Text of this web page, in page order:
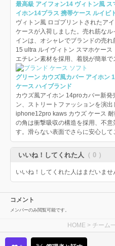
最高級 アイフォン14 ヴィトン風
イホン14プラス 携帯ケース ルイビ
ヴィトン風 ロゴプリントされたア
ケースが入荷しました。売れ筋な
インは、オシャレでブランドの売
15 ultra ルイヴィトン スマホケー
エチレン素材を採用、着脱が簡単で
グリーン カウズ風カバー アイホン
ケース ハイブランド
カウズ風アイホン 14proカバー新
ン、ストリートファッションを演出
iphone12pro kaws カウズ ケース
の角は衝撃吸収の構造を採用、不
す。滑らない表面でさらに安心して
いいね！してくれた人 （ 0 ）
いいね！してくれた人はまだいませ
コメント
メンバーのみ閲覧可能です。
HOME > チーム